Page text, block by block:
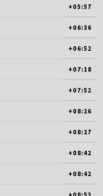
+05:57
+06:36
+06:52
+07:18
+07:52
+08:26
+08:27
+08:42
+08:42